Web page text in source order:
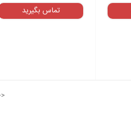
تماس بگیرید